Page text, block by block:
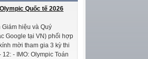
Quốc tế 2026
hiệu và Quý
Google tại VN) phối hợp
mời tham gia 3 kỳ thi
- IMO: Olympic Toán